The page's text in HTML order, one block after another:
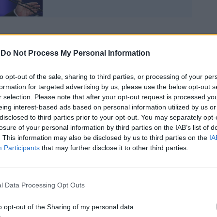
Do Not Process My Personal Information
opt-out of the sale, sharing to third parties, or processing of your
for targeted advertising by us, please use the below opt-out
selection. Please note that after your opt-out request is processed
interest-based ads based on personal information utilized by us
to third parties prior to your opt-out. You may separately
of your personal information by third parties on the IAB’s list of
This information may also be disclosed by us to third parties on the
Participants that may further disclose it to other third parties.
Data Processing Opt Outs
opt-out of the Sharing of my personal data.
dei trenta siti più visitati, come
mattina dall'agenzia di stampa Ansa.
di Pompei - Area archeologica di
Parco archeologico del Colosseo -
Flavio 58500; Reggia di Caserta
degli Uffizi - Gli Uffizi 30990; Parco
del Colosseo - Foro Romano e Palatino
nazionale di Castel Sant'Angelo e
- Villa d'Este 15684; Musei Reali di